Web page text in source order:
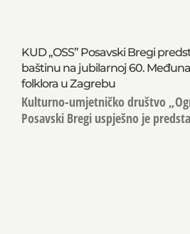
KUD „OSS” Posavski Bregi
baštinu na jubilarnoj 60.
folklora u Zagrebu
Kulturno-umjetničko društvo
Posavski Bregi uspješno je